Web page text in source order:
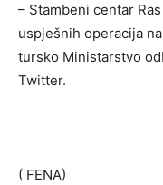
– Stambeni centar
uspješnih operacija
tursko Ministarstvo
Twitter.
( FENA)